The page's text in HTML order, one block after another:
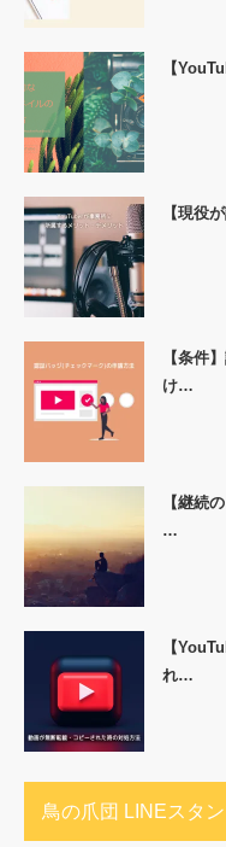
【
【現役
【条件
け…
【継続
…
【
れ…
鳥の爪団 LINEスタ